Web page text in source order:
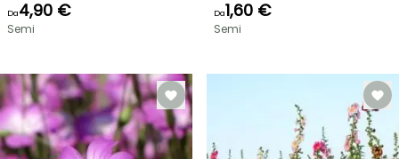
VENDITA
FLASH
FINO
AL
30%
Da4,90 €
Semi
Da1,60 €
Semi